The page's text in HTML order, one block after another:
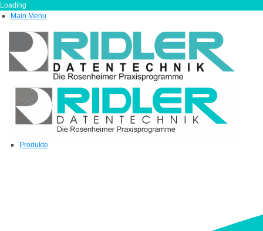
Loading
Main Menu
Produkte